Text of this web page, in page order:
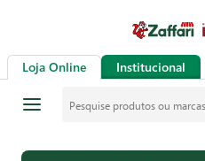
Loja Online Institucional